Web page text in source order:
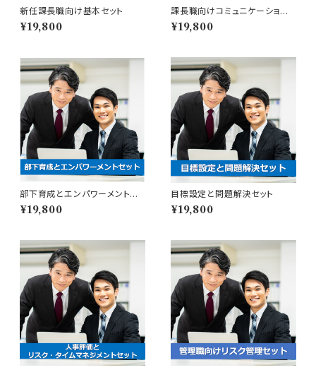
新任課長職向け基本セット
¥19,800
課長職向けコミュニケーション
スキルセット
¥19,800
部下育成とエンパワーメントセッ
ト
¥19,800
目標設定と問題解決セット
¥19,800